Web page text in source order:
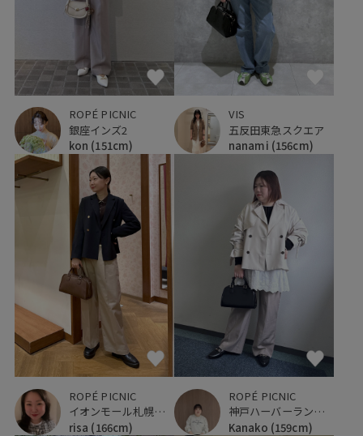
ROPÉ PICNIC
銀座インズ2
kon (151cm)
VIS
五反田東急スクエア
nanami (156cm)
ROPÉ PICNIC
イオンモール札幌発寒
risa (166cm)
ROPÉ PICNIC
神戸ハーバーランドumie
Kanako (159cm)